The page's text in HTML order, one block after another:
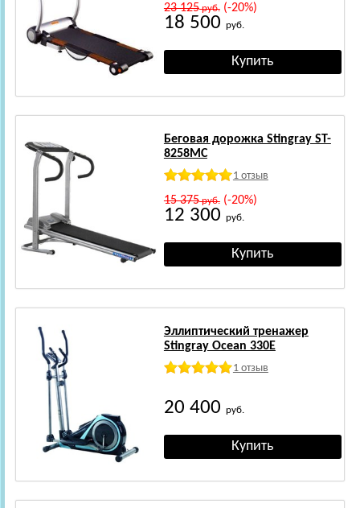
23 125руб.(-20%)
18 500 руб.
Беговая дорожка Stingray ST-
8258MC
1 отзыв
15 375руб.(-20%)
12 300 руб.
Эллиптический тренажер
Stingray Ocean 330E
1 отзыв
20 400 руб.